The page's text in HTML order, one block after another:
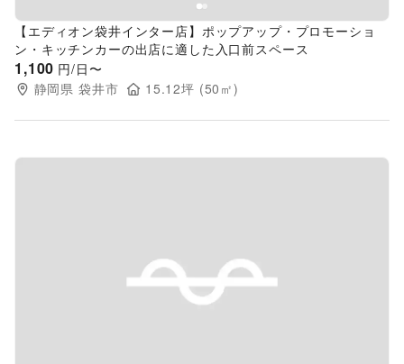
【エディオン袋井インター店】ポップアップ・プロモーショ
ン・キッチンカーの出店に適した入口前スペース
1,100 円/日〜
静岡県 袋井市 15.12坪 (50 ㎡)
Previous slide